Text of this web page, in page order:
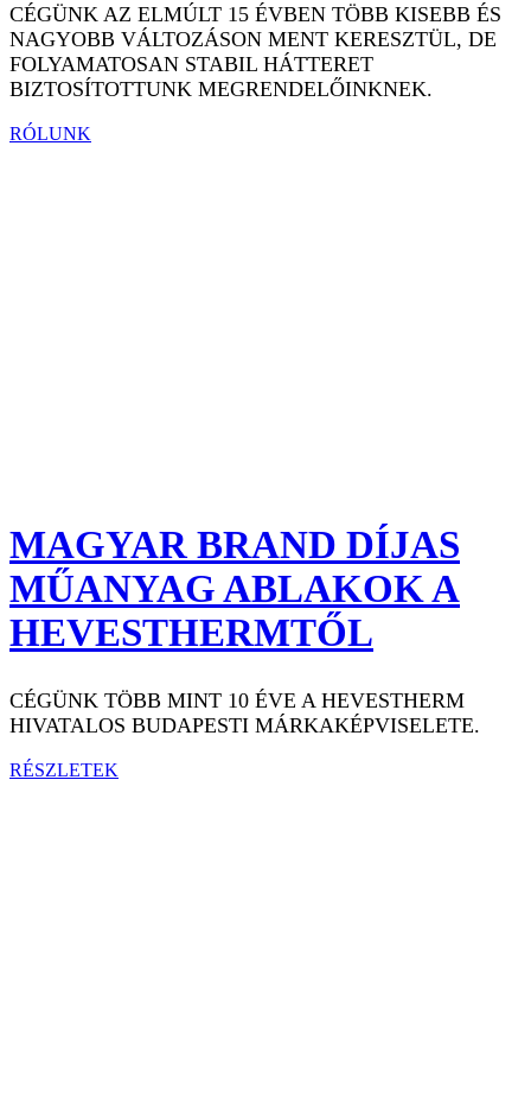
CÉGÜNK AZ ELMÚLT 15 ÉVBEN TÖBB KISEBB ÉS
NAGYOBB VÁLTOZÁSON MENT KERESZTÜL, DE
FOLYAMATOSAN STABIL HÁTTERET
BIZTOSÍTOTTUNK MEGRENDELŐINKNEK.
RÓLUNK
MAGYAR BRAND DÍJAS
MŰANYAG ABLAKOK A
HEVESTHERMTŐL
CÉGÜNK TÖBB MINT 10 ÉVE A HEVESTHERM
HIVATALOS BUDAPESTI MÁRKAKÉPVISELETE.
RÉSZLETEK